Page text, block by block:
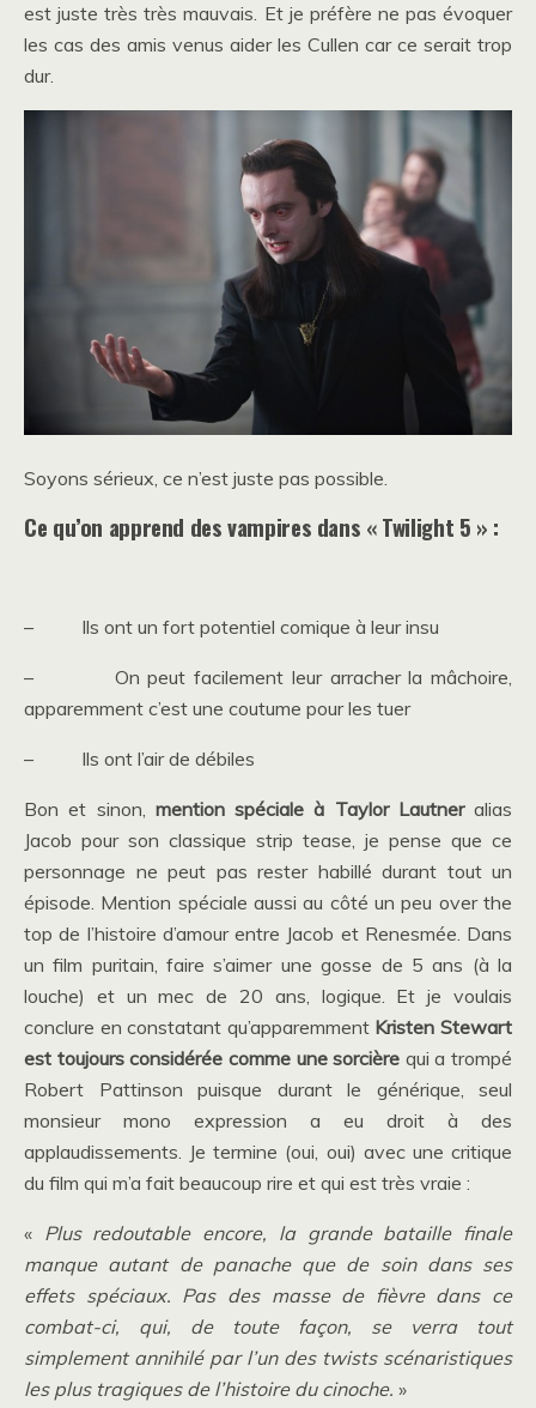
est juste très très mauvais. Et je préfère ne pas évoquer
les cas des amis venus aider les Cullen car ce serait trop
dur.
Soyons sérieux, ce n’est juste pas possible.
Ce qu’on apprend des vampires dans « Twilight 5 » :
– Ils ont un fort potentiel comique à leur insu
– On peut facilement leur arracher la mâchoire,
apparemment c’est une coutume pour les tuer
– Ils ont l’air de débiles
Bon et sinon, mention spéciale à Taylor Lautneralias
Jacob pour son classique strip tease, je pense que ce
personnage ne peut pas rester habillé durant tout un
épisode. Mention spéciale aussi au côté un peu over the
top de l’histoire d’amour entre Jacob et Renesmée. Dans
un film puritain, faire s’aimer une gosse de 5 ans (à la
louche) et un mec de 20 ans, logique. Et je voulais
conclure en constatant qu’apparemment Kristen Stewart
est toujours considérée comme une sorcière qui a trompé
Robert Pattinson puisque durant le générique, seul
monsieur mono expression a eu droit à des
applaudissements. Je termine (oui, oui) avec une critique
du film qui m’a fait beaucoup rire et qui est très vraie :
« Plus redoutable encore, la grande bataille finale
manque autant de panache que de soin dans ses
effets spéciaux. Pas des masse de fièvre dans ce
combat-ci, qui, de toute façon, se verra tout
simplement annihilé par l’un des twists scénaristiques
les plus tragiques de l’histoire du cinoche. »